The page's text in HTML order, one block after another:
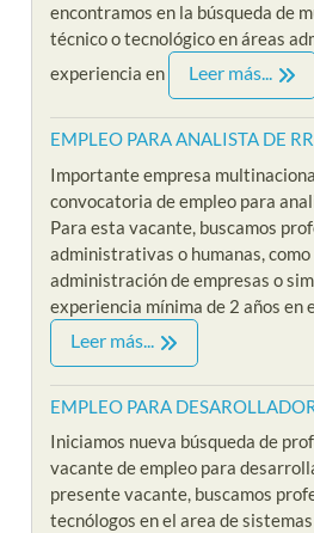
encontramos en la búsqueda de
técnico o tecnológico en áreas
experiencia en
Leer más...
EMPLEO PARA ANALISTA DE
Importante empresa
convocatoria de empleo para
Para esta vacante, buscamos
administrativas o humanas,
administración de empresas o
experiencia mínima de 2 años en
Leer más...
EMPLEO PARA
Iniciamos nueva búsqueda de
vacante de empleo para
presente vacante, buscamos
tecnólogos en el area de